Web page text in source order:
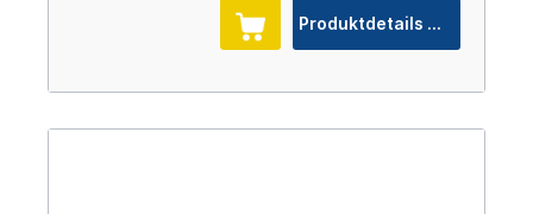
Produktdetails